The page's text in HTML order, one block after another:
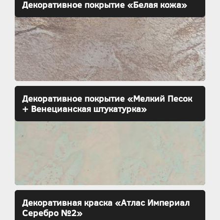
Декоративное покрытие «Белая кожа»
Декоративное покрытие «Мелкий Песок
+ Венецианская штукатурка»
Декоративная краска «Атлас Империал
Серебро №2»